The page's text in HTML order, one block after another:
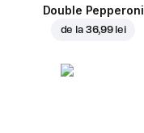
Double Pepperoni
de la 36,99 lei